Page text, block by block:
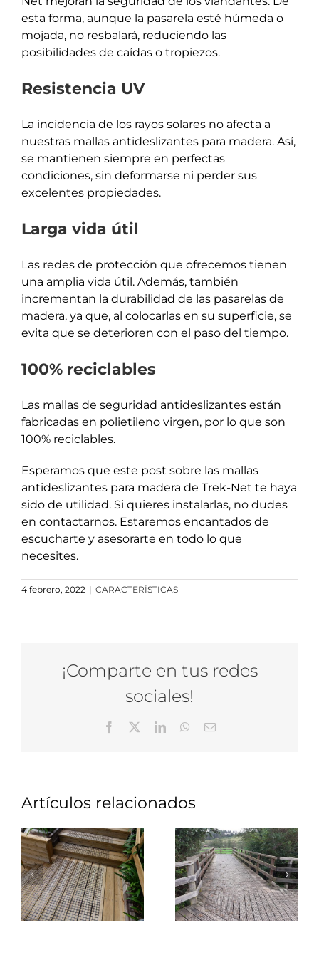
esta forma, aunque la pasarela esté húmeda o
mojada, no resbalará, reduciendo las
posibilidades de caídas o tropiezos.
Resistencia UV
La incidencia de los rayos solares no afecta a
nuestras mallas antideslizantes para madera. Así,
se mantienen siempre en perfectas
condiciones, sin deformarse ni perder sus
excelentes propiedades.
Larga vida útil
Las redes de protección que ofrecemos tienen
una amplia vida útil. Además, también
incrementan la durabilidad de las pasarelas de
madera, ya que, al colocarlas en su superficie, se
evita que se deterioren con el paso del tiempo.
100% reciclables
Las mallas de seguridad antideslizantes están
fabricadas en polietileno virgen, por lo que son
100% reciclables.
Esperamos que este post sobre las mallas
antideslizantes para madera de Trek-Net te haya
sido de utilidad. Si quieres instalarlas, no dudes
en contactarnos. Estaremos encantados de
escucharte y asesorarte en todo lo que
necesites.
4 febrero, 2022 | CARACTERÍSTICAS
¡Comparte en tus redes
sociales!
Facebook LinkedInWhatsApp
Correo
Artículos relacionados